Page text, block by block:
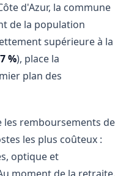
d'Azur, la commune
de la population
supérieure à la
%), place la
plan des
remboursements de
les plus coûteux :
optique et